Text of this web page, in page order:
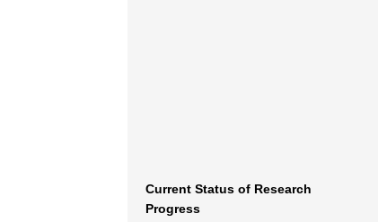
Current Status of Research
Progress